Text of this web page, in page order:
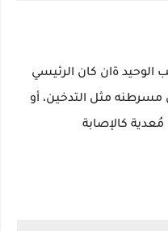
الوحيد ةان كان الرئيسي
مثل التدخين، أو
مُعدية كالإصابة